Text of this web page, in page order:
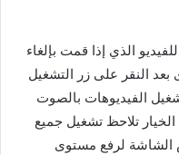
الذي إذا قمت بإلغاء
بعد النقر على زر التشغيل
الفيديوهات بالصوت
تلاحظ تشغيل جميع
الشاشة لرفع مستوى